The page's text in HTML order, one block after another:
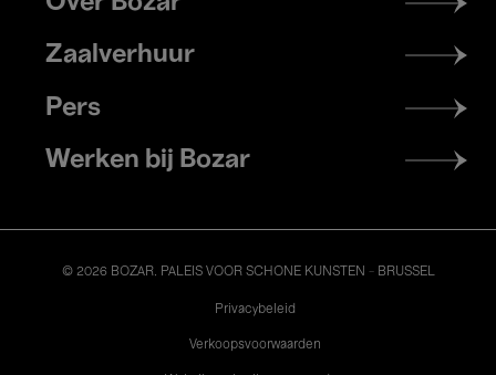
menu
Zaalverhuur
Pers
Werken bij Bozar
© 2026 BOZAR. PALEIS VOOR SCHONE KUNSTEN - BRUSSEL
Privacybeleid
Verkoopsvoorwaarden